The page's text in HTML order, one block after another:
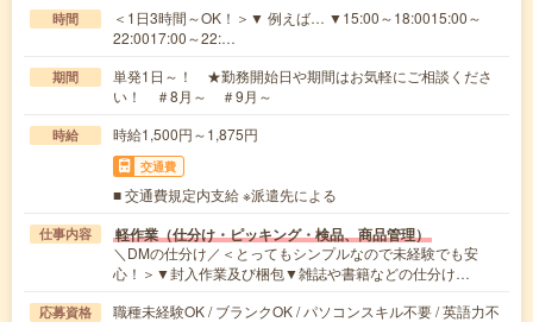
時間
＜1日3時間～OK！＞▼ 例えば… ▼15:00～18:0015:00～
22:0017:00～22:…
期間
単発1日～！ ★勤務開始日や期間はお気軽にご相談くださ
い！ ＃8月～ ＃9月～
時給 時給1,500円～1,875円
交通費
■ 交通費規定内支給 ※派遣先による
仕事内容 軽作業（仕分け・ピッキング・検品、商品管理）
＼DMの仕分け／＜とってもシンプルなので未経験でも安
心！＞▼封入作業及び梱包▼雑誌や書籍などの仕分け…
応募資格
職種未経験OK / ブランクOK / パソコンスキル不要 / 英語力不